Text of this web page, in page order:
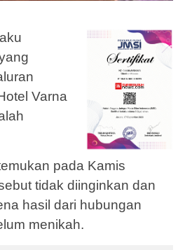
Varna
pada Kamis
tidak diinginkan dan
hasil dari hubungan
menikah.